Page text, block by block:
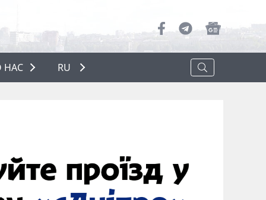
НАС
О НАС
RU